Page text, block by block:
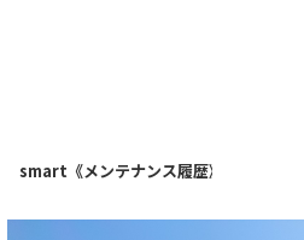
i-smart《メンテナンス履歴》